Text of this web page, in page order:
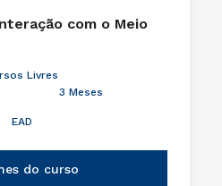
com o Meio
Livres
3 Meses
EAD
do curso